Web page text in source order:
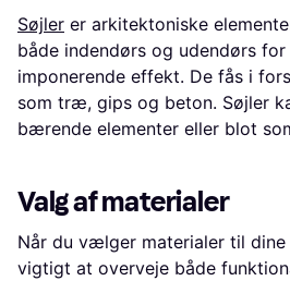
Søjler er arkitektoniske
både indendørs og udendørs
imponerende effekt. De fås i
som træ, gips og beton. Søjler
bærende elementer eller blot
Valg af materialer
Når du vælger materialer til
vigtigt at overveje både